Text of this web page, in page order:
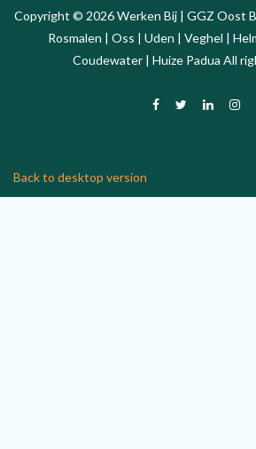
Copyright © 2026Werken Bij | GGZ Oost
Rosmalen | Oss | Uden | Veghel |
Coudewater | Huize Padua All
Back to desktop version